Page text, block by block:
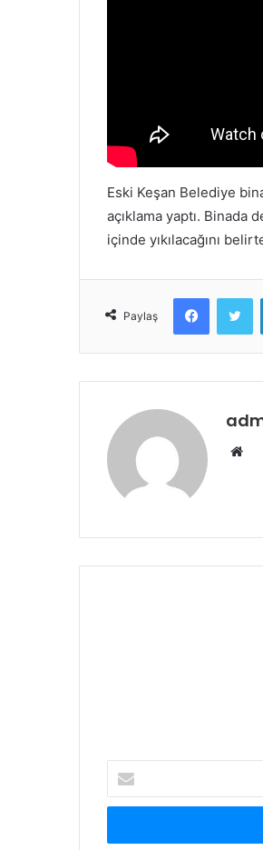
Eski Keşan Belediye
açıklama yaptı. Binada
içinde yıkılacağını
Paylaş
Facebook
Web
Posta
adresinizi